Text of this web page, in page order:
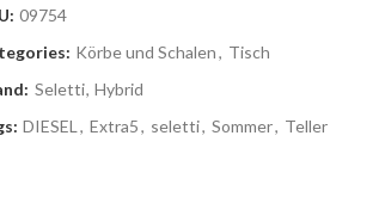
09754
Körbe und Schalen, Tisch
Seletti, Hybrid
DIESEL , Extra5, seletti, Sommer, Teller